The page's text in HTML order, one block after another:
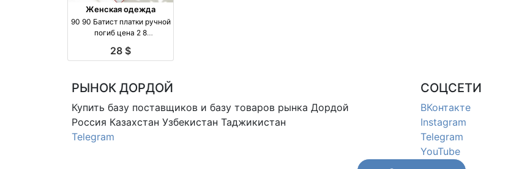
Женская одежда
90 90 Батист платки ручной
погиб цена 2 8
бренд Made in Kyrgyzstan
28 $
РЫНОК ДОРДОЙ
Купить базу поставщиков и базу товаров рынка Дордой
Россия Казахстан Узбекистан Таджикистан
Telegram
СОЦСЕТИ
ВКонтакте
Instagram
Telegram
YouTube